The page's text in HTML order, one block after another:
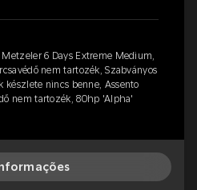
6 Days Extreme Medium,
nem tartozék, Szabványos
készlete nincs benne, Assento
nem tartozék, 80hp 'Alpha'